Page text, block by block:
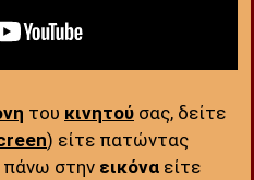
του κινητού σας, δείτε
) είτε πατώντας
πάνω στην εικόνα είτε